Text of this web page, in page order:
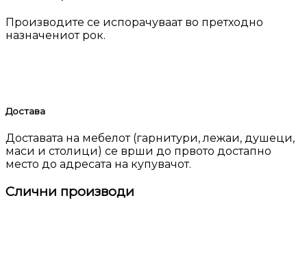
Производите се испорачуваат во претходно
назначениот рок.
Достава
Доставата на мебелот (гарнитури, лежаи, душеци,
маси и столици) се врши до првото достапно
место до адресата на купувачот.
Слични производи